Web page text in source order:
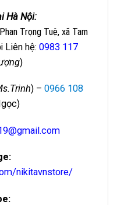
Hà Nội:
Trọng Tuệ, xã Tam
Liên hệ: 0983 117
)
) – 0966 108
nikitavnstore/